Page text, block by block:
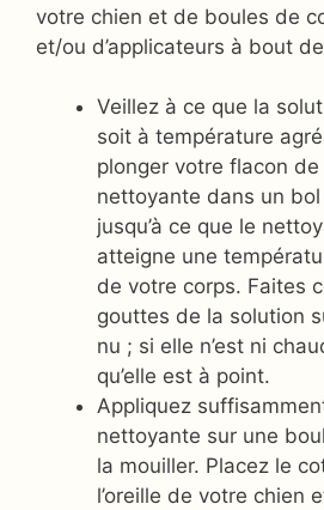
votre chien et de boules de
et/ou d’applicateurs à bout
Veillez à ce que la
soit à température
plonger votre flacon
nettoyante dans un bol
jusqu’à ce que le
atteigne une
de votre corps. Faites
gouttes de la solution
nu ; si elle n’est ni
qu’elle est à point.
Appliquez
nettoyante sur une
la mouiller. Placez le
l’oreille de votre chien